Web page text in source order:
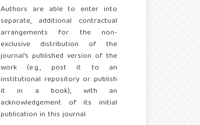
Authors are able to enter into
separate, additional contractual
arrangements for the non-
exclusive distribution of the
journal's published version of the
work (e.g., post it to an
institutional repository or publish
it in a book), with an
acknowledgement of its initial
publication in this journal.